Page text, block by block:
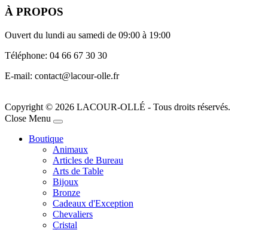
À PROPOS
Ouvert du lundi au samedi de 09:00 à 19:00
Téléphone: 04 66 67 30 30
E-mail: contact@lacour-olle.fr
Copyright © 2026 LACOUR-OLLÉ - Tous droits réservés.
Joomla! 3 Templates
Close Menu
Boutique
Animaux
Articles de Bureau
Arts de Table
Bijoux
Bronze
Cadeaux d'Exception
Chevaliers
Cristal